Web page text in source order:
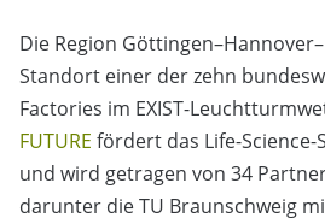
Die Region
Standort einer der zehn
Factories im EXIST-
FUTURE fördert das Life-
und wird getragen von 34
darunter die TU Braunschweig